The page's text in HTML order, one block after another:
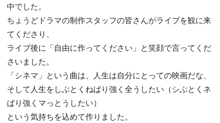
中でした。
ちょうどドラマの制作スタッフの皆さんがライブを観に来
てくださり、
ライブ後に「自由に作ってください」と笑顔で言ってくだ
さいました。
「シネマ」という曲は、人生は自分にとっての映画だな、
そして人生をしぶとくねばり強く全うしたい（シぶとくネ
ばり強くマっとうしたい）
という気持ちを込めて作りました。